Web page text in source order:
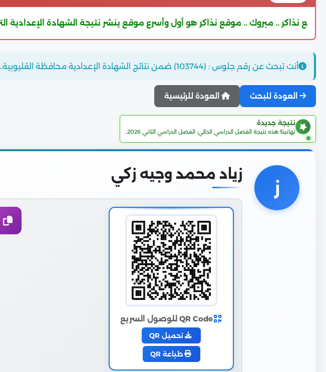
.. موقع نذاكر هو أول وأسرع موقع ينشر نتيجة الشهادة الإعدادية الترم الثاني 2026 بالقليوبية
أنت تبحث عن رقم جلوس : (103744) ضمن نتائج الشهادة الإعدادية محافظة القليوبية..
العودة للبحث العودة للرئيسية
نتيجة جديدة
تهانينا! هذه نتيجة الفصل الدراسي الحالي: الفصل الدراسي الثاني 2026..
ز
زياد محمد وجيه زكي
QR Code للوصول السريع
تحميل QR
طباعة QR